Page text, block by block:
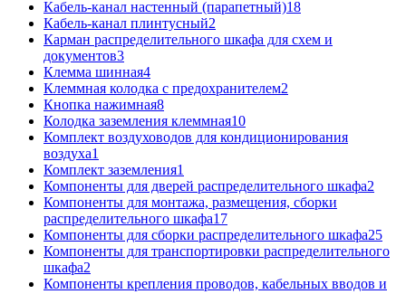
Кабель-канал настенный (парапетный)18
Кабель-канал плинтусный2
Карман распределительного шкафа для схем и
документов3
Клемма шинная4
Клеммная колодка с предохранителем2
Кнопка нажимная8
Колодка заземления клеммная10
Комплект воздуховодов для кондиционирования
воздуха1
Комплект заземления1
Компоненты для дверей распределительного шкафа2
Компоненты для монтажа, размещения, сборки
распределительного шкафа17
Компоненты для сборки распределительного шкафа25
Компоненты для транспортировки распределительного
шкафа2
Компоненты крепления проводов, кабельных вводов и